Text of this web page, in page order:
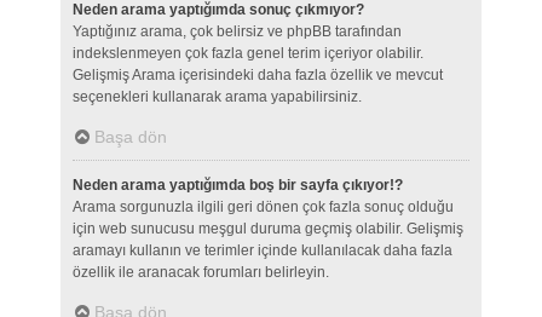
Neden arama yaptığımda sonuç çıkmıyor?
Yaptığınız arama, çok belirsiz ve phpBB tarafından
indekslenmeyen çok fazla genel terim içeriyor olabilir.
Gelişmiş Arama içerisindeki daha fazla özellik ve mevcut
seçenekleri kullanarak arama yapabilirsiniz.
Başa dön
Neden arama yaptığımda boş bir sayfa çıkıyor!?
Arama sorgunuzla ilgili geri dönen çok fazla sonuç olduğu
için web sunucusu meşgul duruma geçmiş olabilir. Gelişmiş
aramayı kullanın ve terimler içinde kullanılacak daha fazla
özellik ile aranacak forumları belirleyin.
Başa dön